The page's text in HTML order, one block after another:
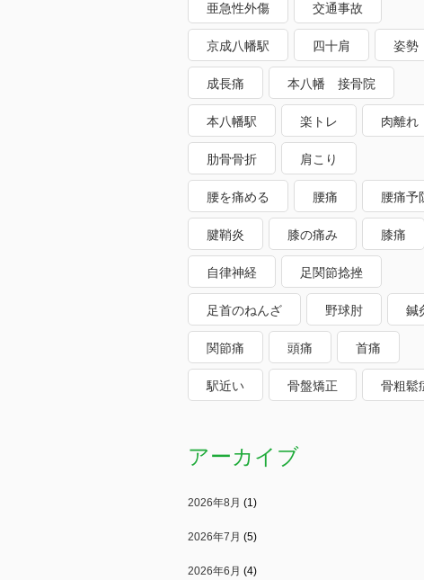
亜急性外傷 交通事故
京成八幡駅 四十肩 姿勢
成長痛 本八幡 接骨院
本八幡駅 楽トレ 肉離れ
肋骨骨折 肩こり
腰を痛める 腰痛 腰痛予
腱鞘炎 膝の痛み 膝痛
自律神経 足関節捻挫
足首のねんざ 野球肘 鍼
関節痛 頭痛 首痛
駅近い 骨盤矯正 骨粗鬆
アーカイブ
2026年8月 (1)
2026年7月 (5)
2026年6月 (4)